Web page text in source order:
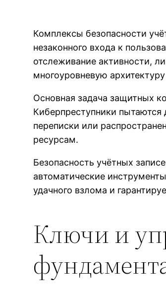
Комплексы безопасности
незаконного входа к
отслеживание активности,
многоуровневую
Основная задача защитных
Киберпреступники
переписки или
ресурсам.
Безопасность учётных
автоматические
удачного взлома и
Ключи и